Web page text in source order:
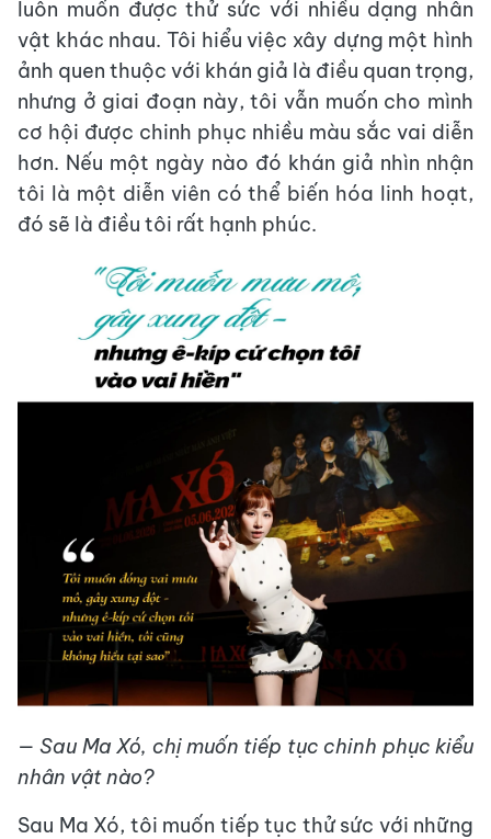
luôn muốn được thử sức với nhiều dạng nhân
vật khác nhau. Tôi hiểu việc xây dựng một hình
ảnh quen thuộc với khán giả là điều quan trọng,
nhưng ở giai đoạn này, tôi vẫn muốn cho mình
cơ hội được chinh phục nhiều màu sắc vai diễn
hơn. Nếu một ngày nào đó khán giả nhìn nhận
tôi là một diễn viên có thể biến hóa linh hoạt,
đó sẽ là điều tôi rất hạnh phúc.
— Sau Ma Xó, chị muốn tiếp tục chinh phục kiểu
nhân vật nào?
Sau Ma Xó, tôi muốn tiếp tục thử sức với những